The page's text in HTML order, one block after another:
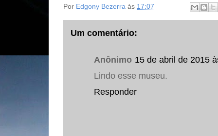
Por Edgony Bezerra às 17:07
Um comentário:
Anônimo 15 de abril de 2015
Lindo esse museu.
Responder